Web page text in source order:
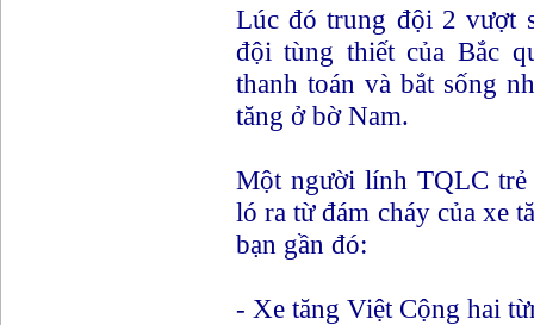
Lúc đó trung đội 2 vượt
đội tùng thiết của Bắc
thanh toán và bắt sống
tăng ở bờ Nam.
Một người lính TQLC trẻ
ló ra từ đám cháy của xe
bạn gần đó:
- Xe tăng Việt Cộng hai